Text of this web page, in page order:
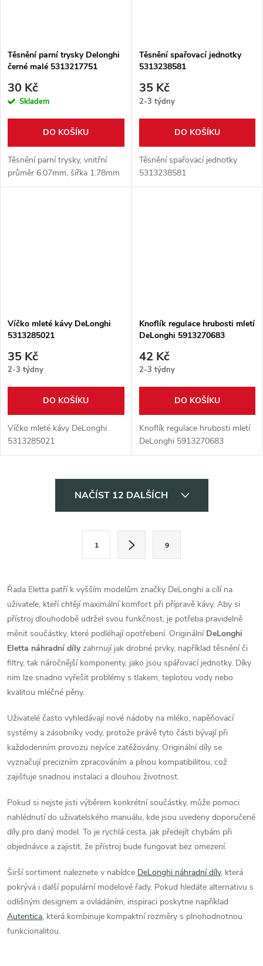
Těsnění parní trysky Delonghi
černé malé 5313217751
30 Kč
Skladem
DO KOŠÍKU
Těsnění parní trysky, vnitřní
průměr 6.07mm, šířka 1.78mm
Těsnění spařovací jednotky
5313238581
35 Kč
2-3 týdny
DO KOŠÍKU
Těsnění spařovací jednotky
5313238581
Víčko mleté kávy DeLonghi
5313285021
35 Kč
2-3 týdny
DO KOŠÍKU
Víčko mleté kávy DeLonghi
5313285021
Knoflík regulace hrubosti mletí
DeLonghi 5913270683
42 Kč
2-3 týdny
DO KOŠÍKU
Knoflík regulace hrubosti mletí
DeLonghi 5913270683
d
a
c
í
p
r
v
k
y
v
ý
p
i
s
u
NAČÍST 12 DALŠÍCH
á
n
k
o
v
á
n
1 9
Řada Eletta patří k vyšším modelům značky DeLonghi a cílí na
uživatele, kteří chtějí maximální komfort při přípravě kávy. Aby si
přístroj dlouhodobě udržel svou funkčnost, je potřeba pravidelně
měnit součástky, které podléhají opotřebení. Originální DeLonghi
Eletta náhradní dílyzahrnují jak drobné prvky, například těsnění či
filtry, tak náročnější komponenty, jako jsou spářovací jednotky. Díky
nim lze snadno vyřešit problémy s tlakem, teplotou vody nebo
kvalitou mléčné pěny.
Uživatelé často vyhledávají nové nádoby na mléko, napěňovací
systémy a zásobníky vody, protože právě tyto části bývají při
každodenním provozu nejvíce zatěžovány. Originální díly se
vyznačují precizním zpracováním a plnou kompatibilitou, což
zajišťuje snadnou instalaci a dlouhou životnost.
Pokud si nejste jisti výběrem konkrétní součástky, může pomoci
nahlédnutí do uživatelského manuálu, kde jsou uvedeny doporučené
díly pro daný model. To je rychlá cesta, jak předejít chybám při
objednávce a zajistit, že přístroj bude fungovat bez omezení.
Širší sortiment naleznete v nabídce DeLonghi náhradní díly, která
pokrývá i další populární modelové řady. Pokud hledáte alternativu s
odlišným designem a ovládáním, inspiraci poskytne například
Autentica, která kombinuje kompaktní rozměry s plnohodnotnou
funkcionalitou.